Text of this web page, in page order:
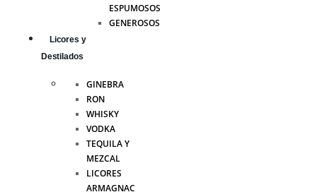
ESPUMOSOS
GENEROSOS
Licores y
Destilados
GINEBRA
RON
WHISKY
VODKA
TEQUILA Y
MEZCAL
LICORES
ARMAGNAC